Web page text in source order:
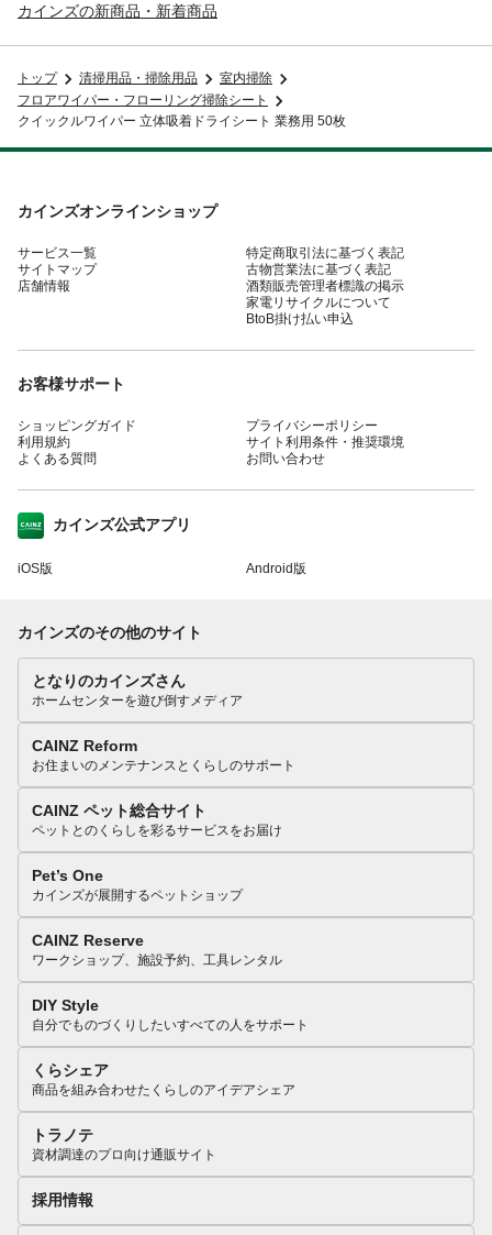
カインズの新商品・新着商品
トップ 清掃用品・掃除用品
室内掃除
フロアワイパー・フローリング掃除シート
クイックルワイパー 立体吸着ドライシート 業務用 50枚
カインズオンラインショップ
サービス一覧
サイトマップ
店舗情報
特定商取引法に基づく表記
古物営業法に基づく表記
酒類販売管理者標識の掲示
家電リサイクルについて
BtoB掛け払い申込
お客様サポート
ショッピングガイド
利用規約
よくある質問
プライバシーポリシー
サイト利用条件・推奨環境
お問い合わせ
カインズ公式アプリ
iOS版 Android版
カインズのその他のサイト
となりのカインズさん
ホームセンターを遊び倒すメディア
CAINZ Reform
お住まいのメンテナンスとくらしのサポート
CAINZ ペット総合サイト
ペットとのくらしを彩るサービスをお届け
Pet’s One
カインズが展開するペットショップ
CAINZ Reserve
ワークショップ、施設予約、工具レンタル
DIY Style
自分でものづくりしたいすべての人をサポート
くらシェア
商品を組み合わせたくらしのアイデアシェア
トラノテ
資材調達のプロ向け通販サイト
採用情報